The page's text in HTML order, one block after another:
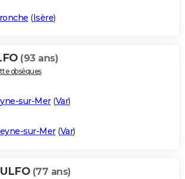
(Isère)
(93 ans)
obsèques
sur-Mer(Var)
sur-Mer(Var)
(77 ans)